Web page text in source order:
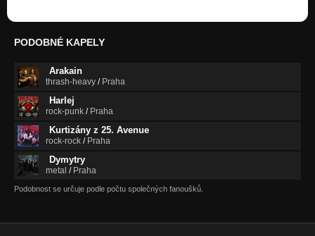
PODOBNÉ KAPELY
Arakain
thrash-heavy / Praha
Harlej
rock-punk / Praha
Kurtizány z 25. Avenue
rock-rock / Praha
Dymytry
metal / Praha
Podobnost se určuje podle počtu společných fanoušků.